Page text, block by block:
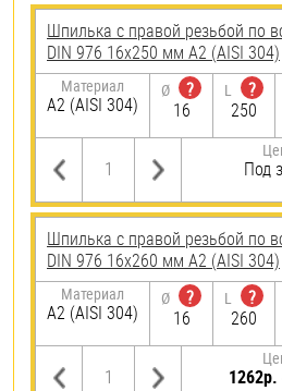
Шпилька с правой резьбой по
DIN 976 16х250 мм А2 (AISI 304)
Материал
А2 (AISI 304)
Ø
?
16
L
?
250
Под
Шпилька с правой резьбой по
DIN 976 16х260 мм А2 (AISI 304)
Материал
А2 (AISI 304)
Ø
?
16
L
?
260